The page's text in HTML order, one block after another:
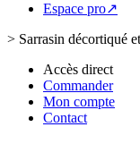
Espace pro↗
> Sarrasin décortiqué
Accès direct
Commander
Mon compte
Contact